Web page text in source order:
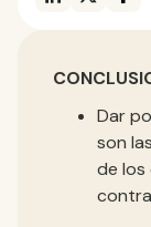
Dar
son
de los